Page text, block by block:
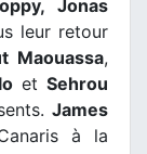
Jonas
leur retour
Maouassa,
etSehrou
James
à la